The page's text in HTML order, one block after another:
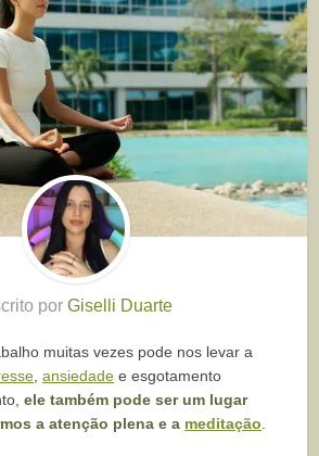
por Giselli Duarte
muitas vezes pode nos levar a
,ansiedade e esgotamento
ele também pode ser um lugar
a atenção plena e a meditação